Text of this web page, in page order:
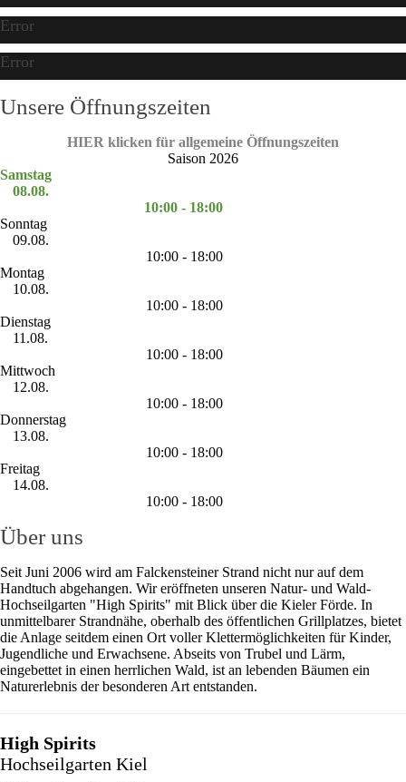
Error
Error
Unsere Öffnungszeiten
HIER klicken für allgemeine Öffnungszeiten
Saison 2026
Samstag
08.08.
10:00 - 18:00
Sonntag
09.08.
10:00 - 18:00
Montag
10.08.
10:00 - 18:00
Dienstag
11.08.
10:00 - 18:00
Mittwoch
12.08.
10:00 - 18:00
Donnerstag
13.08.
10:00 - 18:00
Freitag
14.08.
10:00 - 18:00
Über uns
Seit Juni 2006 wird am Falckensteiner Strand nicht nur auf dem
Handtuch abgehangen. Wir eröffneten unseren Natur- und Wald-
Hochseilgarten "High Spirits" mit Blick über die Kieler Förde. In
unmittelbarer Strandnähe, oberhalb des öffentlichen Grillplatzes, bietet
die Anlage seitdem einen Ort voller Klettermöglichkeiten für Kinder,
Jugendliche und Erwachsene. Abseits von Trubel und Lärm,
eingebettet in einen herrlichen Wald, ist an lebenden Bäumen ein
Naturerlebnis der besonderen Art entstanden.
High Spirits
Hochseilgarten Kiel